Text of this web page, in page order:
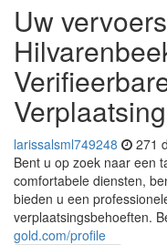
Uw
larissalsml749248 271
Bent u op zoek naar een
comfortabele diensten,
bieden u een
verplaatsingsbehoeften.
gold.com/profile